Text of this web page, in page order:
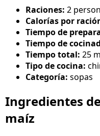
Raciones: 2
Calorías por
Tiempo de
Tiempo de
Tiempo total: 25
Tipo de cocina:
Categoría: sopas
Ingredientes
maíz